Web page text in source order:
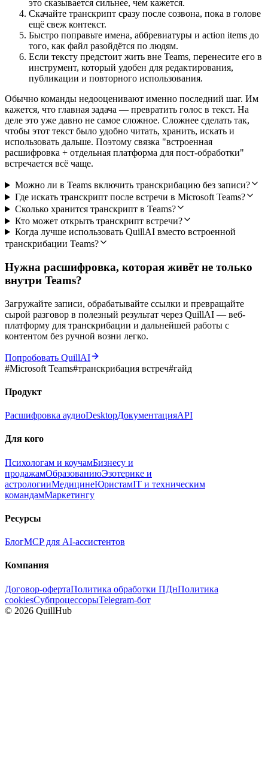
это сказывается сильнее, чем кажется.
Скачайте транскрипт сразу после созвона, пока в голове
ещё свеж контекст.
Быстро поправьте имена, аббревиатуры и action items до
того, как файл разойдётся по людям.
Если тексту предстоит жить вне Teams, перенесите его в
инструмент, который удобен для редактирования,
публикации и повторного использования.
Обычно команды недооценивают именно последний шаг. Им
кажется, что главная задача — превратить голос в текст. На
деле это уже давно не самое сложное. Сложнее сделать так,
чтобы этот текст было удобно читать, хранить, искать и
использовать дальше. Поэтому связка "встроенная
расшифровка + отдельная платформа для пост-обработки"
встречается всё чаще.
Можно ли в Teams включить транскрибацию без записи?
Где искать транскрипт после встречи в Microsoft Teams?
Сколько хранится транскрипт в Teams?
Кто может открыть транскрипт встречи?
Когда лучше использовать QuillAI вместо встроенной
транскрибации Teams?
Нужна расшифровка, которая живёт не только
внутри Teams?
Загружайте записи, обрабатывайте ссылки и превращайте
сырой разговор в полезный результат через QuillAI — веб-
платформу для транскрибации и дальнейшей работы с
контентом без ручной возни легко.
Попробовать QuillAI
#Microsoft Teams#транскрибация встреч#гайд
Продукт
Расшифровка аудиоDesktopДокументацияAPI
Для кого
Психологам и коучамБизнесу и
продажамОбразованиюЭзотерике и
астрологииМедицинеЮристамIT и техническим
командамМаркетингу
Ресурсы
БлогMCP для AI-ассистентов
Компания
Договор-офертаПолитика обработки ПДнПолитика
cookiesСубпроцессорыTelegram-бот
© 2026 QuillHub